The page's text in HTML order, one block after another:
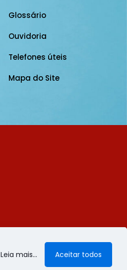
Glossário
Ouvidoria
Telefones úteis
Mapa do Site
Leia mais... Aceitar todos